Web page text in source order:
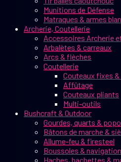
Munitions de Défense
Matraques & armes
Archerie, Coutellerie
Accessoires Archerie
Arbalètes & carreaux
Arcs & flèches
Coutellerie
Couteaux fixes &
Affûtage
Couteaux pliants
Multi-outils
Bushcraft & Outdoor
Gourdes, quarts &
Bâtons de marche &
Allume-feu & firesteel
Boussoles & navigation
Haches, hachettes &